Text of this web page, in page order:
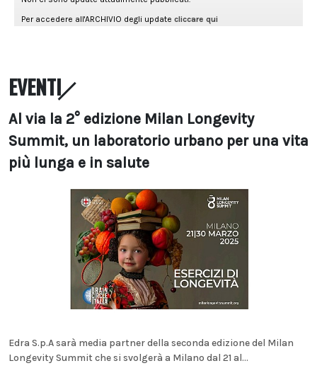
EVENTI
Al via la 2° edizione Milan Longevity
Summit, un laboratorio urbano per una vita
più lunga e in salute
Edra S.p.A sarà media partner della seconda edizione del Milan
Longevity Summit che si svolgerà a Milano dal 21 al...